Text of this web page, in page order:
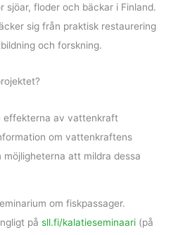
sjöar, floder och bäckar i Finland.
sig från praktisk restaurering
och forskning.
effekterna av vattenkraft
om vattenkraftens
att mildra dessa
om fiskpassager.
påsll.fi/kalatieseminaari (på